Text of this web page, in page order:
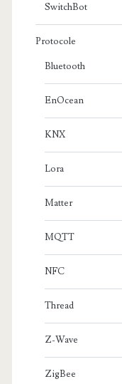
SwitchBot
Protocole
Bluetooth
EnOcean
KNX
Lora
Matter
MQTT
NFC
Thread
Z-Wave
ZigBee